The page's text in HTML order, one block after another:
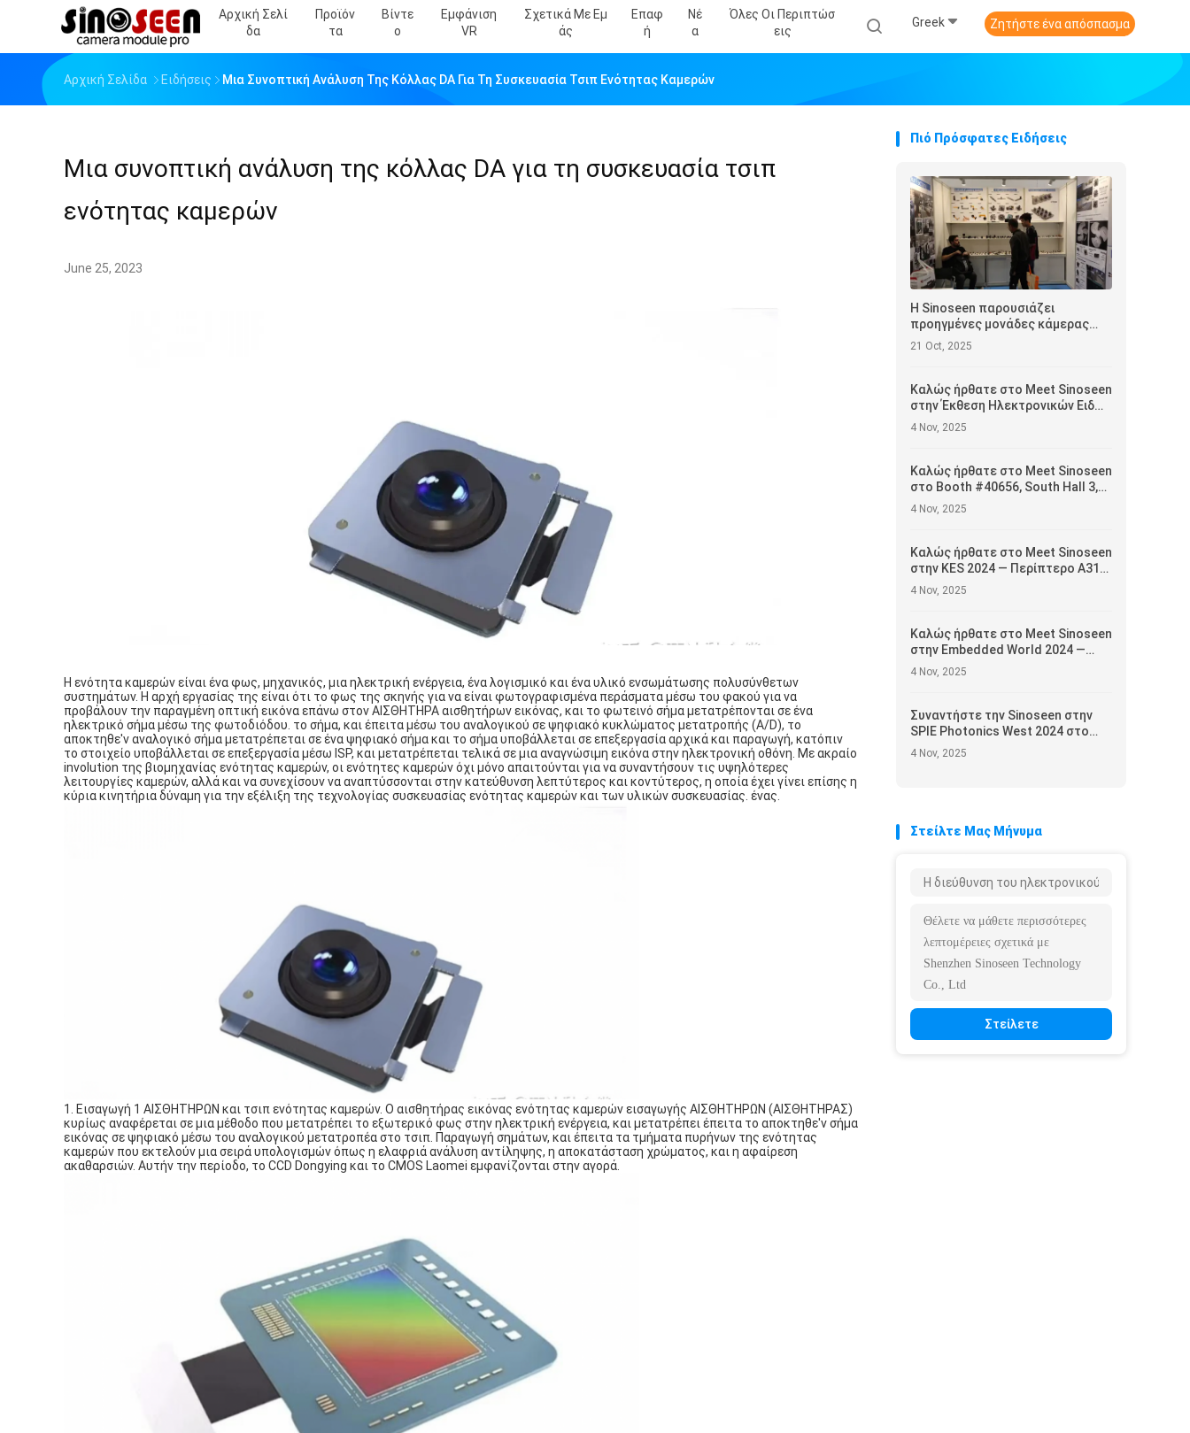
Αρχική Σελί
Δα
Προϊόν
Τα
Βίντε
Ο
Εμφάνιση
VR
Σχετικά Με Εμ
Άς
Επαφ
Ή
Νέ
Α
Όλες Οι Περιπτώσ
Εις
Greek Ζητήστε ένα απόσπασμα
Αρχική Σελίδα Ειδήσεις Μια Συνοπτική Ανάλυση Της Κόλλας DA Για Τη Συσκευασία Τσιπ Ενότητας Καμερών
Μια συνοπτική ανάλυση της κόλλας DA για τη συσκευασία τσιπ
ενότητας καμερών
June 25, 2023
Η ενότητα καμερών είναι ένα φως, μηχανικός, μια ηλεκτρική ενέργεια, ένα λογισμικό και ένα υλικό ενσωμάτωσης πολυσύνθετων
συστημάτων. Η αρχή εργασίας της είναι ότι το φως της σκηνής για να είναι φωτογραφισμένα περάσματα μέσω του φακού για να
προβάλουν την παραγμένη οπτική εικόνα επάνω στον ΑΙΣΘΗΤΗΡΑ αισθητήρων εικόνας, και το φωτεινό σήμα μετατρέπονται σε ένα
ηλεκτρικό σήμα μέσω της φωτοδιόδου. το σήμα, και έπειτα μέσω του αναλογικού σε ψηφιακό κυκλώματος μετατροπής (A/D), το
αποκτηθε'ν αναλογικό σήμα μετατρέπεται σε ένα ψηφιακό σήμα και το σήμα υποβάλλεται σε επεξεργασία αρχικά και παραγωγή, κατόπιν
το στοιχείο υποβάλλεται σε επεξεργασία μέσω ISP, και μετατρέπεται τελικά σε μια αναγνώσιμη εικόνα στην ηλεκτρονική οθόνη. Με ακραίο
involution της βιομηχανίας ενότητας καμερών, οι ενότητες καμερών όχι μόνο απαιτούνται για να συναντήσουν τις υψηλότερες
λειτουργίες καμερών, αλλά και να συνεχίσουν να αναπτύσσονται στην κατεύθυνση λεπτύτερος και κοντύτερος, η οποία έχει γίνει επίσης η
κύρια κινητήρια δύναμη για την εξέλιξη της τεχνολογίας συσκευασίας ενότητας καμερών και των υλικών συσκευασίας. ένας.
1. Εισαγωγή 1 ΑΙΣΘΗΤΗΡΩΝ και τσιπ ενότητας καμερών. Ο αισθητήρας εικόνας ενότητας καμερών εισαγωγής ΑΙΣΘΗΤΗΡΩΝ (ΑΙΣΘΗΤΗΡΑΣ)
κυρίως αναφέρεται σε μια μέθοδο που μετατρέπει το εξωτερικό φως στην ηλεκτρική ενέργεια, και μετατρέπει έπειτα το αποκτηθε'ν σήμα
εικόνας σε ψηφιακό μέσω του αναλογικού μετατροπέα στο τσιπ. Παραγωγή σημάτων, και έπειτα τα τμήματα πυρήνων της ενότητας
καμερών που εκτελούν μια σειρά υπολογισμών όπως η ελαφριά ανάλυση αντίληψης, η αποκατάσταση χρώματος, και η αφαίρεση
ακαθαρσιών. Αυτήν την περίοδο, το CCD Dongying και το CMOS Laomei εμφανίζονται στην αγορά.
Πιό Πρόσφατες Ειδήσεις
Η Sinoseen παρουσιάζει
προηγμένες μονάδες κάμερας
στην Έκθεση Ηλεκτρονικών του
Χονγκ Κονγκ 2025
21 Oct, 2025
Καλώς ήρθατε στο Meet Sinoseen
στην Έκθεση Ηλεκτρονικών Ειδών
του Χονγκ Κονγκ 2025 —
Περίπτερο #5E-H15, 13–16
4 Nov, 2025
Καλώς ήρθατε στο Meet Sinoseen
στο Booth #40656, South Hall 3,
2ος όροφος — Παρουσιάζοντας
καινοτόμες λύσεις μονάδων
4 Nov, 2025
Καλώς ήρθατε στο Meet Sinoseen
στην KES 2024 — Περίπτερο A313,
Αίθουσα A, 1ος Όροφος
4 Nov, 2025
Καλώς ήρθατε στο Meet Sinoseen
στην Embedded World 2024 —
Αίθουσα 5, Περίπτερο 5-235c
4 Nov, 2025
Συναντήστε την Sinoseen στην
SPIE Photonics West 2024 στο
Σαν Φρανσίσκο —
Παρουσιάζοντας αιχμής λύσεις
4 Nov, 2025
Στείλτε Μας Μήνυμα
Στείλετε